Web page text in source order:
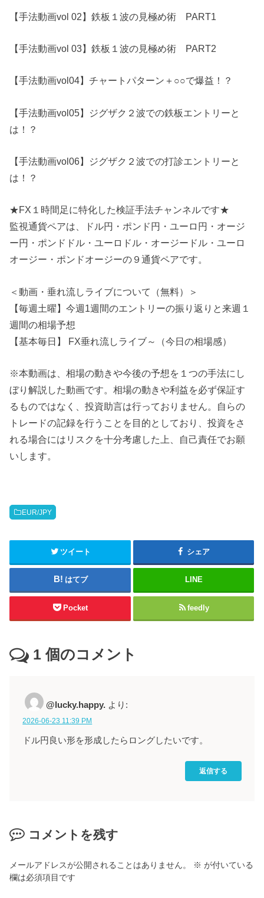
【手法動画vol 02】鉄板１波の見極め術 PART1
【手法動画vol 03】鉄板１波の見極め術 PART2
【手法動画vol04】チャートパターン＋○○で爆益！？
【手法動画vol05】ジグザク２波での鉄板エントリーと
は！？
【手法動画vol06】ジグザク２波での打診エントリーと
は！？
★FX１時間足に特化した検証手法チャンネルです★
監視通貨ペアは、ドル円・ポンド円・ユーロ円・オージ
ー円・ポンドドル・ユーロドル・オージードル・ユーロ
オージー・ポンドオージーの９通貨ペアです。
＜動画・垂れ流しライブについて（無料）＞
【毎週土曜】今週1週間のエントリーの振り返りと来週１
週間の相場予想
【基本毎日】 FX垂れ流しライブ～（今日の相場感）
※本動画は、相場の動きや今後の予想を１つの手法にし
ぼり解説した動画です。相場の動きや利益を必ず保証す
るものではなく、投資助言は行っておりません。自らの
トレードの記録を行うことを目的としており、投資をさ
れる場合にはリスクを十分考慮した上、自己責任でお願
いします。
EUR/JPY
ツイート シェア
はてブ LINE
Pocket feedly
1 個のコメント
@lucky.happy. より:
2026-06-23 11:39 PM
ドル円良い形を形成したらロングしたいです。
返信する
コメントを残す
メールアドレスが公開されることはありません。 ※ が付いている
欄は必須項目です